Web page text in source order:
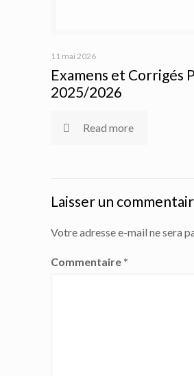
11 mai 2026
Examens et Corrigés
2025/2026
Read more
Laisser un
Votre adresse e-mail ne sera
Commentaire *